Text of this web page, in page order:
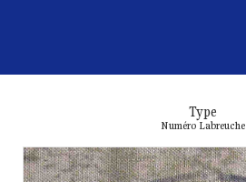
Type
Numéro Labreuche